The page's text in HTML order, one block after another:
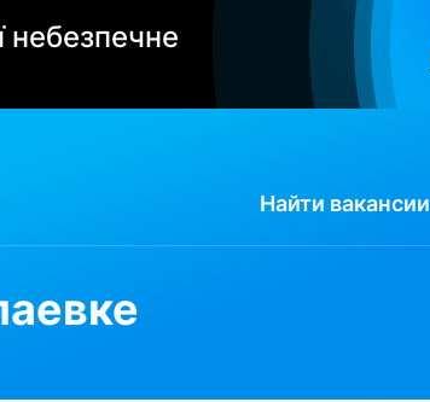
небезпечне
Найти вакансии